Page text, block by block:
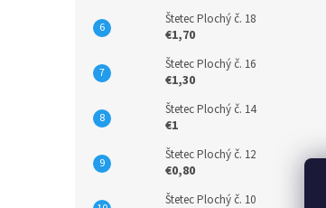
Štetec Plochý č. 18
€1,70
Štetec Plochý č. 16
€1,30
Štetec Plochý č. 14
€1
Štetec Plochý č. 12
€0,80
Štetec Plochý č. 10